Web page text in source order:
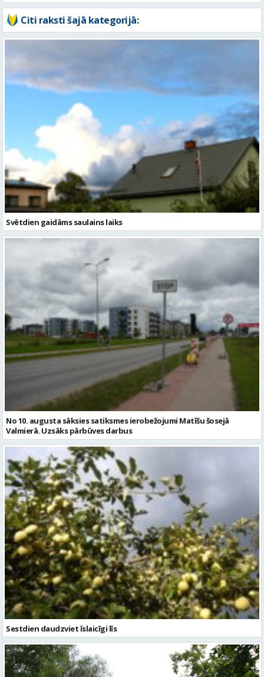
Citi raksti šajā kategorijā:
Svētdien gaidāms saulains laiks
No 10. augusta sāksies satiksmes ierobežojumi Matīšu šosejā
Valmierā. Uzsāks pārbūves darbus
Sestdien daudzviet īslaicīgi līs